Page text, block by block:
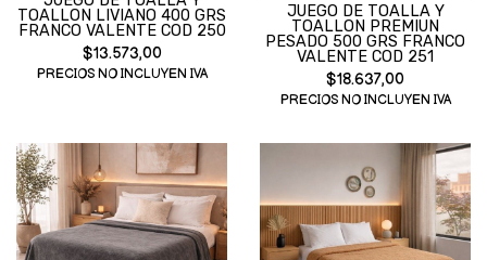
TOALLON LIVIANO 400 GRS
FRANCO VALENTE COD 250
$13.573,00
PRECIOS NO INCLUYEN IVA
JUEGO DE TOALLA Y
TOALLON PREMIUN
PESADO 500 GRS FRANCO
VALENTE COD 251
$18.637,00
PRECIOS NO INCLUYEN IVA